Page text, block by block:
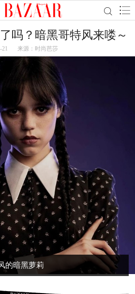
吗？暗黑哥特风来喽～
21 来源：时尚芭莎
的暗黑萝莉